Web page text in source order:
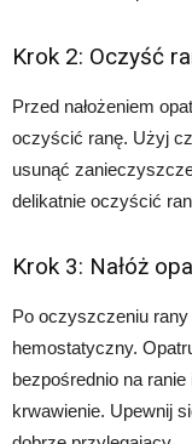
Krok 2: Oczyść
Przed nałożeniem
oczyścić ranę. Użyj
usunąć
delikatnie oczyścić
Krok 3: Nałóż
Po oczyszczeniu
hemostatyczny.
bezpośrednio na
krwawienie. Upewnij